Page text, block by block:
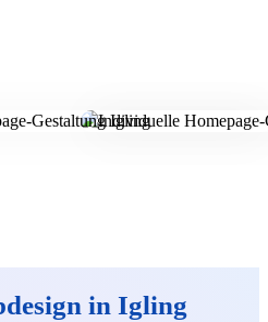
in Igling